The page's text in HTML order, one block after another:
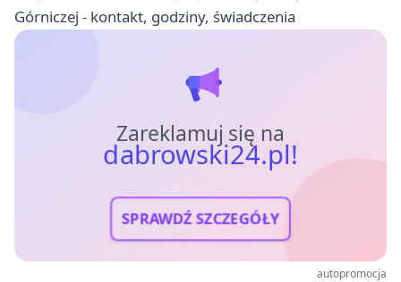
Górniczej - kontakt, godziny, świadczenia
Zareklamuj się na
dabrowski24.pl!
SPRAWDŹ SZCZEGÓŁY
autopromocja